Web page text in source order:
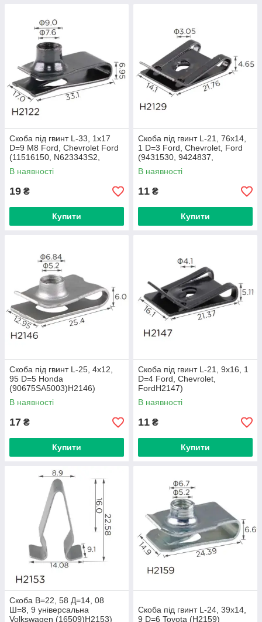
Скоба під гвинт L-33, 1x17
D=9 M8 Ford, Chevrolet Ford
(11516150, N623343S2,
N623343S100, 11500661,
11503317)H2122)
В наявності
19 ₴
Купити
Скоба під гвинт L-21, 76x14,
1 D=3 Ford, Chevrolet, Ford
(9431530, 9424837,
381818S2)H2129)
В наявності
11 ₴
Купити
Скоба під гвинт L-25, 4x12,
95 D=5 Honda
(90675SA5003)H2146)
В наявності
17 ₴
Купити
Скоба під гвинт L-21, 9x16, 1
D=4 Ford, Chevrolet,
FordH2147)
В наявності
11 ₴
Купити
Скоба В=22, 58 Д=14, 08
Ш=8, 9 універсальна
Volkswagen (16509)H2153)
Скоба під гвинт L-24, 39x14,
9 D=6 Toyota (H2159)